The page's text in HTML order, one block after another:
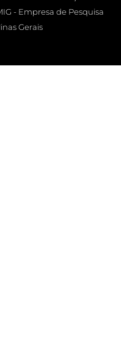
- Empresa de Pesquisa
Gerais